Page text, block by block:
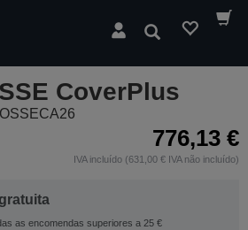
Pesquisar
CoverPlus
776,13 €
IVA incluído (631,00 € IVA não incluído)
as encomendas superiores a 25 €